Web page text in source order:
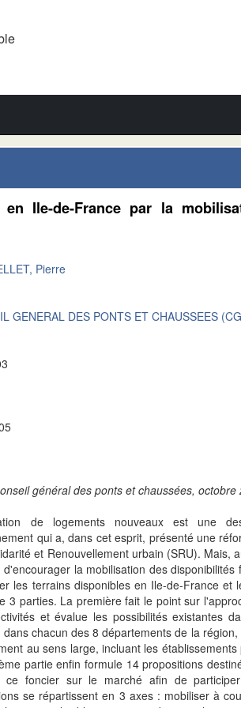
en Ile-de-France par la
Pierre
GENERAL DES PONTS ET CHAUSSEES
général des ponts et chaussées, octobre
de logements nouveaux est une
qui a, dans cet esprit, présenté une
et Renouvellement urbain (SRU). Mais,
d'encourager la mobilisation des
les terrains disponibles en Ile-de-France et
3 parties. La première fait le point sur
et évalue les possibilités existantes
dans chacun des 8 départements de la
au sens large, incluant les
partie enfin formule 14 propositions
ce foncier sur le marché afin de
se répartissent en 3 axes : mobiliser à